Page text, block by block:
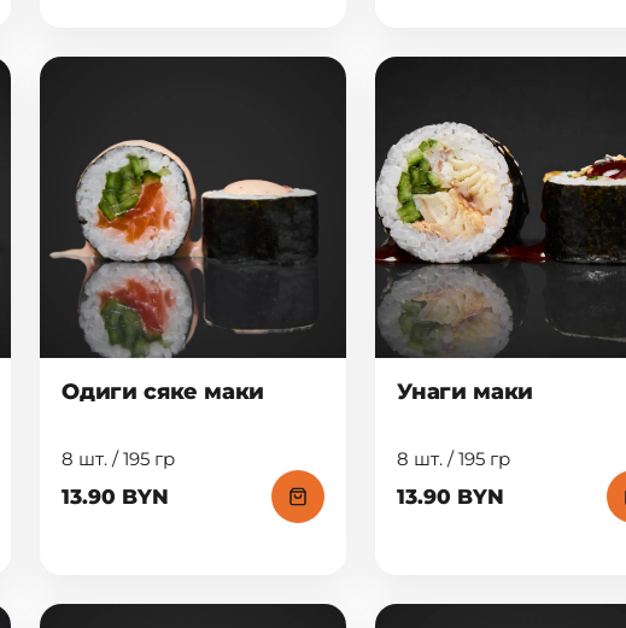
Одиги сяке маки
8 шт. / 195 гр
13.90 BYN
Унаги маки
8 шт. / 195 гр
13.90 BYN